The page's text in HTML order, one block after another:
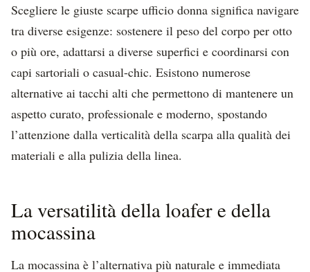
Scegliere le giuste scarpe ufficio donna significa navigare
tra diverse esigenze: sostenere il peso del corpo per otto
o più ore, adattarsi a diverse superfici e coordinarsi con
capi sartoriali o casual-chic. Esistono numerose
alternative ai tacchi alti che permettono di mantenere un
aspetto curato, professionale e moderno, spostando
l’attenzione dalla verticalità della scarpa alla qualità dei
materiali e alla pulizia della linea.
La versatilità della loafer e della
mocassina
La mocassina è l’alternativa più naturale e immediata